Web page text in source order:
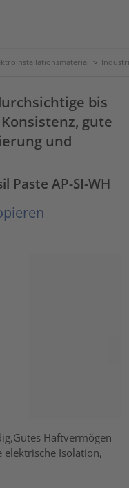
>
bis
gute
und
Paste AP-SI-WH
Haftvermögen
elektrische Isolation,